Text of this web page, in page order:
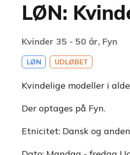
LØN:
Kvinder 35 - 50 år, Fyn
LØN UDLØBET
Kvindelige modeller i
Der optages på Fyn.
Etnicitet: Dansk og